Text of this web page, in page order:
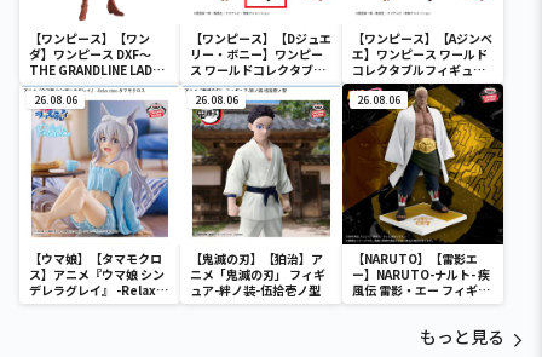
【ワンピース】【ワン
ダ】ワンピース DXF～
THE GRANDLINE LADY
～ワノ国 vol.10
【ワンピース】【Dジュエ
リー・ボニー】ワンピー
ス ワールドコレクタブル
フィギュア-宴1-
【ワンピース】【Aジンベ
エ】ワンピース ワールド
コレクタブルフィギュア-
宴1-
26.08.06
【ウマ娘】【タマモクロ
ス】アニメ『ウマ娘 シン
デレラグレイ』 -Relax
time-タマモクロス
26.08.06
【鬼滅の刃】【狛治】ア
ニメ「鬼滅の刃」 フィギ
ュア-絆ノ装-伍拾壱ノ型
26.08.06
【NARUTO】【雷影エ
ー】NARUTO-ナルト- 疾
風伝 雷影・エー フィギュ
ア～五影集結…!!～
もっと見る